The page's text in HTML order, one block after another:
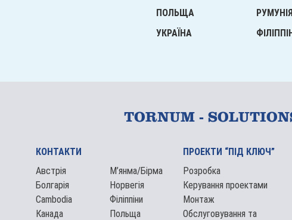
ПОЛЬЩА
РУМУНІЯ
УКРАЇНА
TORNUM -
КОНТАКТИ
Австрія
Болгарія
Cambodia
Канада
М’янма/Бірма
Норвегія
Філіппіни
Польща
ПРОЕКТИ “ПІД КЛЮЧ”
Розробка
Керування проектами
Монтаж
Обслуговування та